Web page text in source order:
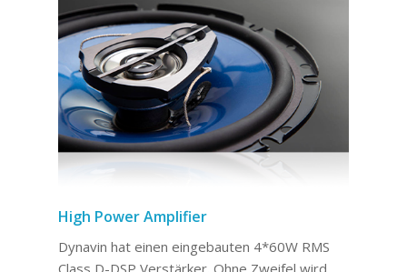
High Power Amplifier
Dynavin hat einen eingebauten 4*60W RMS